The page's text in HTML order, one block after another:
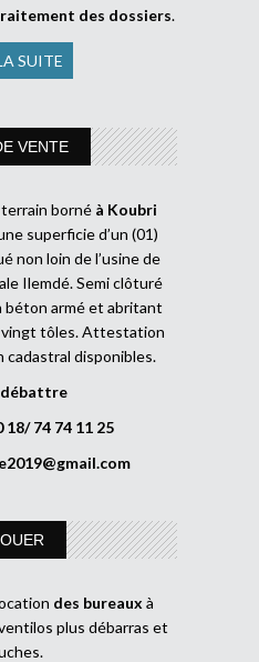
des dossiers.
SUITE
VENTE
borné à Koubri
superficie d’un (01)
non loin de l’usine de
Ilemdé. Semi clôturé
béton armé et abritant
tôles. Attestation
cadastral disponibles.
débattre
18/ 74 74 11 25
des bureaux à
plus débarras et